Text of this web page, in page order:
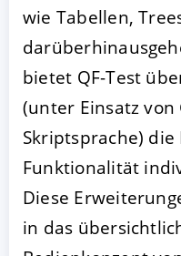
wie Tabellen,
bietet QF-Test
(unter Einsatz von
Skriptsprache)
Funktionalität
Diese
in das